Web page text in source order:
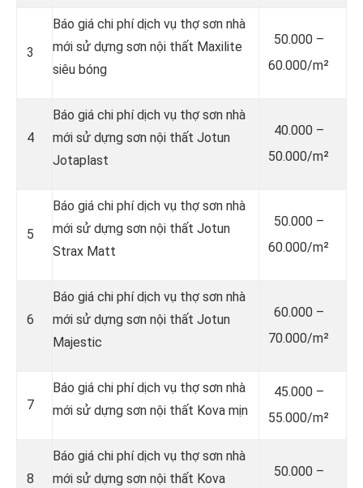
3
Báo giá chi phí dịch vụ thợ sơn nhà
mới sử dựng sơn nội thất Maxilite
siêu bóng
50.000 –
60.000/m²
4
Báo giá chi phí dịch vụ thợ sơn nhà
mới sử dựng sơn nội thất Jotun
Jotaplast
40.000 –
50.000/m²
5
Báo giá chi phí dịch vụ thợ sơn nhà
mới sử dựng sơn nội thất Jotun
Strax Matt
50.000 –
60.000/m²
6
Báo giá chi phí dịch vụ thợ sơn nhà
mới sử dựng sơn nội thất Jotun
Majestic
60.000 –
70.000/m²
7
Báo giá chi phí dịch vụ thợ sơn nhà
mới sử dựng sơn nội thất Kova mịn
45.000 –
55.000/m²
8
Báo giá chi phí dịch vụ thợ sơn nhà
mới sử dựng sơn nội thất Kova
50.000 –